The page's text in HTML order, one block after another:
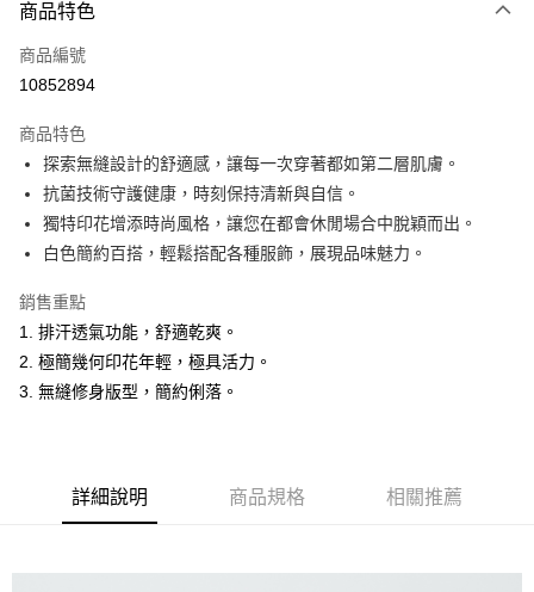
信用卡一次付款
超商取貨付款
Apple Pay
悠遊付
Google Pay
ATM付款
全家取貨付款
每筆NT$60，滿NT$1,200(含以上)免運費
每筆NT$60，滿NT$1,200(含以上)免運費
商品特色
商品編號
10852894
商品特色
探索無縫設計的舒適感，讓每一次穿著都如第二層肌膚。
抗菌技術守護健康，時刻保持清新與自信。
獨特印花增添時尚風格，讓您在都會休閒場合中脫穎而出。
白色簡約百搭，輕鬆搭配各種服飾，展現品味魅力。
銷售重點
1. 排汗透氣功能，舒適乾爽。
2. 極簡幾何印花年輕，極具活力。
3. 無縫修身版型，簡約俐落。
詳細說明 商品規格 相關推薦